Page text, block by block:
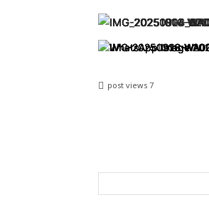
post views 7